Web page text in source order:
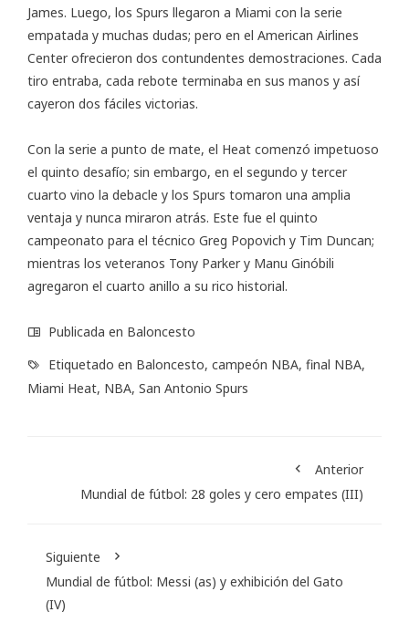
James. Luego, los Spurs llegaron a Miami con la serie
empatada y muchas dudas; pero en el American Airlines
Center ofrecieron dos contundentes demostraciones. Cada
tiro entraba, cada rebote terminaba en sus manos y así
cayeron dos fáciles victorias.
Con la serie a punto de mate, el Heat comenzó impetuoso
el quinto desafío; sin embargo, en el segundo y tercer
cuarto vino la debacle y los Spurs tomaron una amplia
ventaja y nunca miraron atrás. Este fue el quinto
campeonato para el técnico Greg Popovich y Tim Duncan;
mientras los veteranos Tony Parker y Manu Ginóbili
agregaron el cuarto anillo a su rico historial.
Publicada en Baloncesto
Etiquetado en Baloncesto, campeón NBA, final NBA,
Miami Heat, NBA, San Antonio Spurs
Anterior
Mundial de fútbol: 28 goles y cero empates (III)
Siguiente
Mundial de fútbol: Messi (as) y exhibición del Gato
(IV)